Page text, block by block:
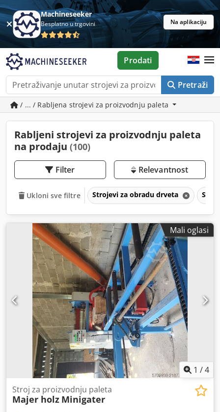
Machineseeker
Besplatno u trgovini Na aplikaciju
Pretraži
Prodati
/ ... / Rabljena strojevi za proizvodnju paleta
Rabljeni strojevi za proizvodnju paleta
na prodaju (100)
Filter Relevantnost
Ukloni sve filtre Strojevi za obradu drveta
Mali oglasi
1 /4
Stroj za proizvodnju paleta
Majer holz Minigater